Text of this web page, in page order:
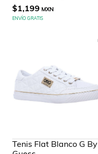
$1,199 MXN
ENVÍO GRATIS
Tenis Flat Blanco G By